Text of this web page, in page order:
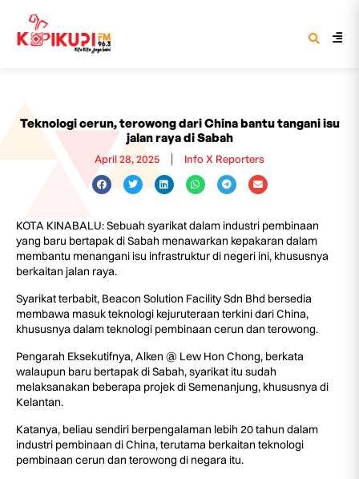
Teknologi cerun, terowong dari China bantu tangani isu
jalan raya di Sabah
April 28, 2025 Info X Reporters
KOTA KINABALU: Sebuah syarikat dalam industri pembinaan
yang baru bertapak di Sabah menawarkan kepakaran dalam
membantu menangani isu infrastruktur di negeri ini, khususnya
berkaitan jalan raya.
Syarikat terbabit, Beacon Solution Facility Sdn Bhd bersedia
membawa masuk teknologi kejuruteraan terkini dari China,
khususnya dalam teknologi pembinaan cerun dan terowong.
Pengarah Eksekutifnya, Alken @ Lew Hon Chong, berkata
walaupun baru bertapak di Sabah, syarikat itu sudah
melaksanakan beberapa projek di Semenanjung, khususnya di
Kelantan.
Katanya, beliau sendiri berpengalaman lebih 20 tahun dalam
industri pembinaan di China, terutama berkaitan teknologi
pembinaan cerun dan terowong di negara itu.